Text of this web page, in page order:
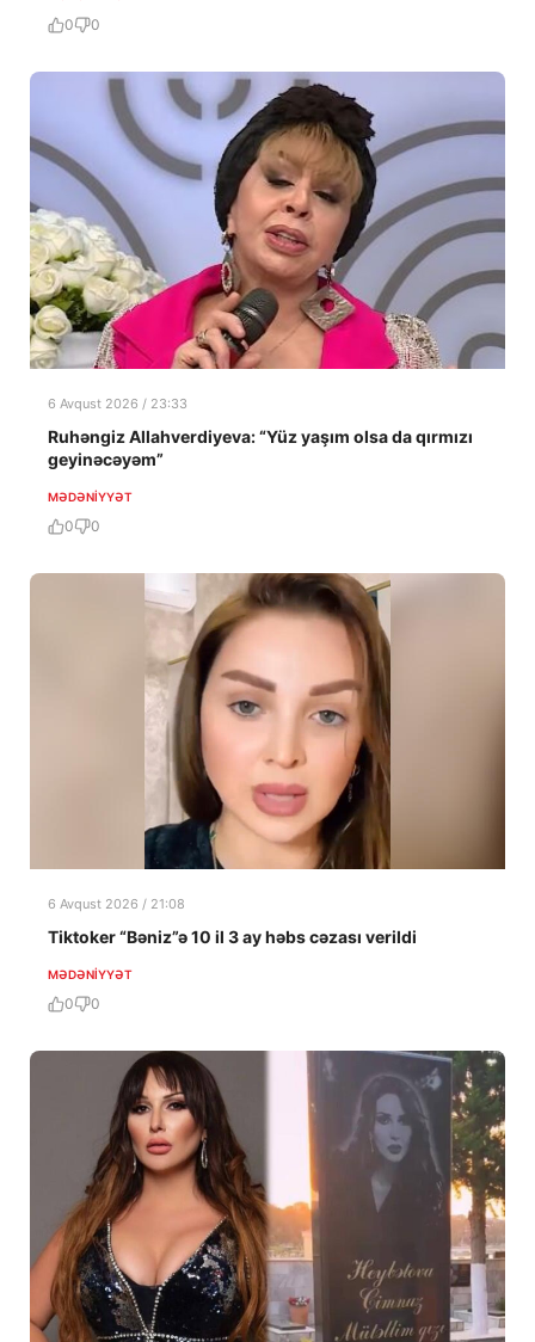
0 0
6 Avqust 2026 / 23:33
Ruhəngiz Allahverdiyeva: “Yüz yaşım olsa da qırmızı
geyinəcəyəm”
MƏDƏNIYYƏT
0 0
6 Avqust 2026 / 21:08
Tiktoker “Bəniz”ə 10 il 3 ay həbs cəzası verildi
MƏDƏNIYYƏT
0 0